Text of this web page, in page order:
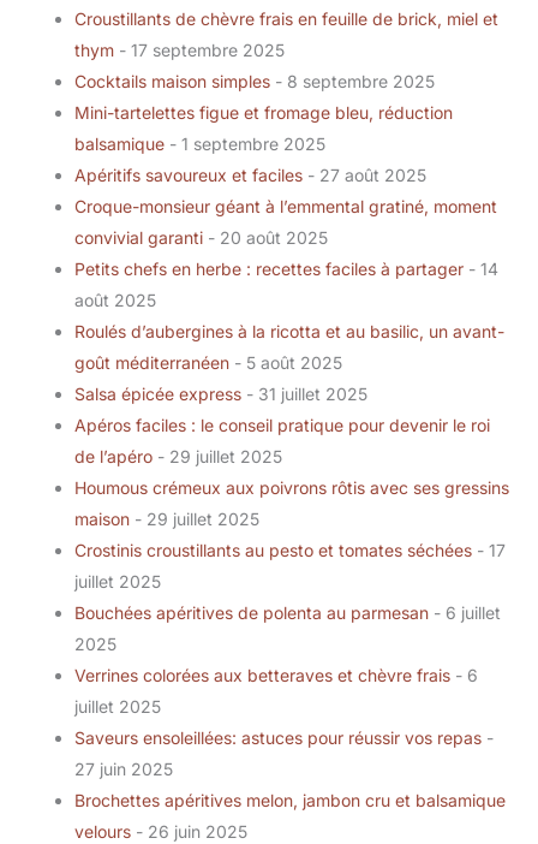
Croustillants de chèvre frais en feuille de brick, miel et
thym - 17 septembre 2025
Cocktails maison simples - 8 septembre 2025
Mini-tartelettes figue et fromage bleu, réduction
balsamique - 1 septembre 2025
Apéritifs savoureux et faciles - 27 août 2025
Croque-monsieur géant à l’emmental gratiné, moment
convivial garanti - 20 août 2025
Petits chefs en herbe : recettes faciles à partager - 14
août 2025
Roulés d’aubergines à la ricotta et au basilic, un avant-
goût méditerranéen - 5 août 2025
Salsa épicée express - 31 juillet 2025
Apéros faciles : le conseil pratique pour devenir le roi
de l’apéro - 29 juillet 2025
Houmous crémeux aux poivrons rôtis avec ses gressins
maison - 29 juillet 2025
Crostinis croustillants au pesto et tomates séchées - 17
juillet 2025
Bouchées apéritives de polenta au parmesan - 6 juillet
2025
Verrines colorées aux betteraves et chèvre frais - 6
juillet 2025
Saveurs ensoleillées: astuces pour réussir vos repas -
27 juin 2025
Brochettes apéritives melon, jambon cru et balsamique
velours - 26 juin 2025